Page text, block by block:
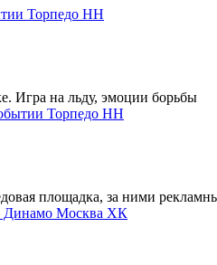
Торпедо НН
Торпедо НН
Динамо Москва ХК